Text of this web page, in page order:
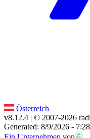
Österreich
v8.12.4 | © 2007-2026
Generated: 8/9/2026 -